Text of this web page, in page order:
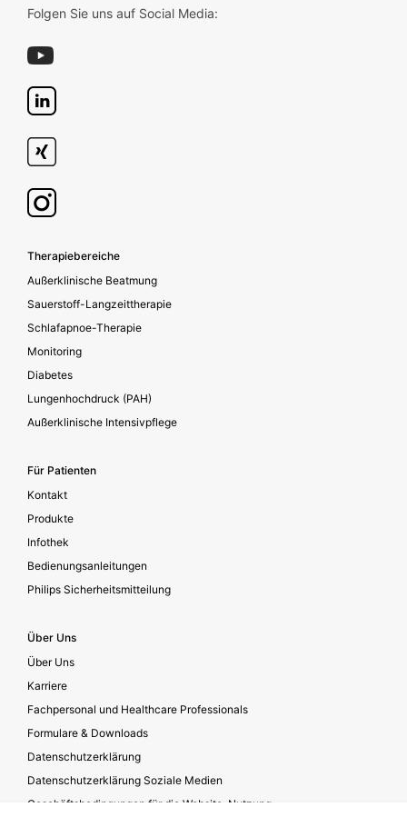
Folgen Sie uns auf Social Media:
Footer secondary
Therapiebereiche
Außerklinische Beatmung
Sauerstoff-Langzeittherapie
Schlafapnoe-Therapie
Monitoring
Diabetes
Lungenhochdruck (PAH)
Außerklinische Intensivpflege
Für Patienten
Kontakt
Produkte
Infothek
Bedienungsanleitungen
Philips Sicherheitsmitteilung
Über Uns
Über Uns
Karriere
Fachpersonal und Healthcare Professionals
Formulare & Downloads
Datenschutzerklärung
Datenschutzerklärung Soziale Medien
Geschäftsbedingungen für die Website-Nutzung